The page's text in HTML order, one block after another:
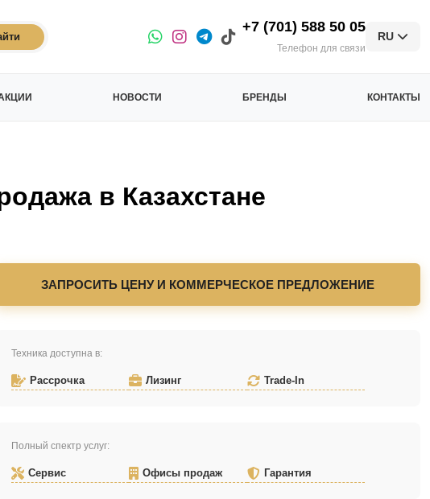
+7 (701) 588 50 05
Телефон для связи
RU
НОВОСТИ БРЕНДЫ КОНТАКТЫ
в Казахстане
ЗАПРОСИТЬ ЦЕНУ И КОММЕРЧЕСКОЕ ПРЕДЛОЖЕНИЕ
Техника доступна в:
Рассрочка Лизинг Trade-In
Полный спектр услуг:
Сервис Офисы продаж Гарантия